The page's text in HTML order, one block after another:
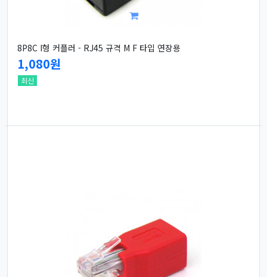
8P8C I형 커플러 - RJ45 규격 M F 타입 연장용
1,080원
최신